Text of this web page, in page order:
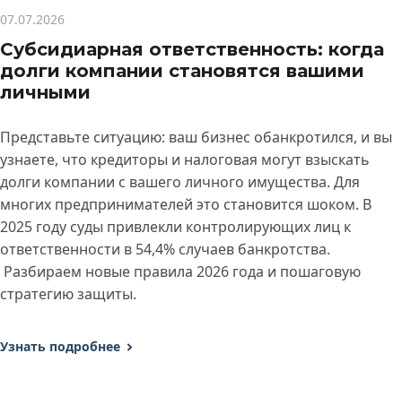
07.07.2026
Субсидиарная ответственность: когда
долги компании становятся вашими
личными
Представьте ситуацию: ваш бизнес обанкротился, и вы
узнаете, что кредиторы и налоговая могут взыскать
долги компании с вашего личного имущества. Для
многих предпринимателей это становится шоком. В
2025 году суды привлекли контролирующих лиц к
ответственности в 54,4% случаев банкротства.
Разбираем новые правила 2026 года и пошаговую
стратегию защиты.
Узнать подробнее